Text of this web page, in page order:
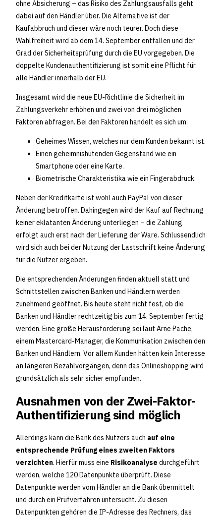
ohne Absicherung – das Risiko des Zahlungsausfalls geht
dabei auf den Händler über. Die Alternative ist der
Kaufabbruch und dieser wäre noch teurer. Doch diese
Wahlfreiheit wird ab dem 14. September entfallen und der
Grad der Sicherheitsprüfung durch die EU vorgegeben. Die
doppelte Kundenauthentifizierung ist somit eine Pflicht für
alle Händler innerhalb der EU.
Insgesamt wird die neue EU-Richtlinie die Sicherheit im
Zahlungsverkehr erhöhen und zwei von drei möglichen
Faktoren abfragen. Bei den Faktoren handelt es sich um:
Geheimes Wissen, welches nur dem Kunden bekannt ist.
Einen geheimnishütenden Gegenstand wie ein
Smartphone oder eine Karte.
Biometrische Charakteristika wie ein Fingerabdruck.
Neben der Kreditkarte ist wohl auch PayPal von dieser
Änderung betroffen. Dahingegen wird der Kauf auf Rechnung
keiner eklatanten Änderung unterliegen – die Zahlung
erfolgt auch erst nach der Lieferung der Ware. Schlussendlich
wird sich auch bei der Nutzung der Lastschrift keine Änderung
für die Nutzer ergeben.
Die entsprechenden Änderungen finden aktuell statt und
Schnittstellen zwischen Banken und Händlern werden
zunehmend geöffnet. Bis heute steht nicht fest, ob die
Banken und Händler rechtzeitig bis zum 14. September fertig
werden. Eine große Herausforderung sei laut Arne Pache,
einem Mastercard-Manager, die Kommunikation zwischen den
Banken und Händlern. Vor allem Kunden hätten kein Interesse
an längeren Bezahlvorgängen, denn das Onlineshopping wird
grundsätzlich als sehr sicher empfunden.
Ausnahmen von der Zwei-Faktor-
Authentifizierung sind möglich
Allerdings kann die Bank des Nutzers auch auf eine
entsprechende Prüfung eines zweiten Faktors
verzichten. Hierfür muss eine Risikoanalyse durchgeführt
werden, welche 120 Datenpunkte überprüft. Diese
Datenpunkte werden vom Händler an die Bank übermittelt
und durch ein Prüfverfahren untersucht. Zu diesen
Datenpunkten gehören die IP-Adresse des Rechners, das